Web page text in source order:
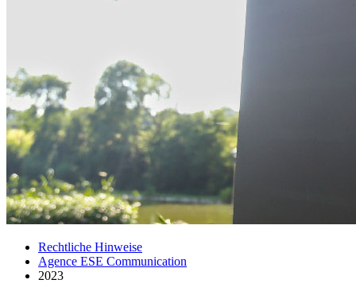
Rechtliche Hinweise
Agence ESE Communication
2023